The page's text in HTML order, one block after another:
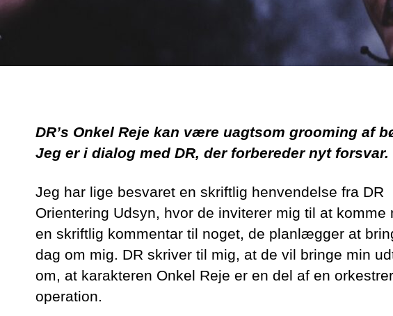
DR’s Onkel Reje kan være uagtsom grooming af
Jeg er i dialog med DR, der forbereder nyt forsvar.
Jeg har lige besvaret en skriftlig henvendelse fra DR
Orientering Udsyn, hvor de inviterer mig til at komme
en skriftlig kommentar til noget, de planlægger at
dag om mig. DR skriver til mig, at de vil bringe min
om, at karakteren Onkel Reje er en del af en
operation.